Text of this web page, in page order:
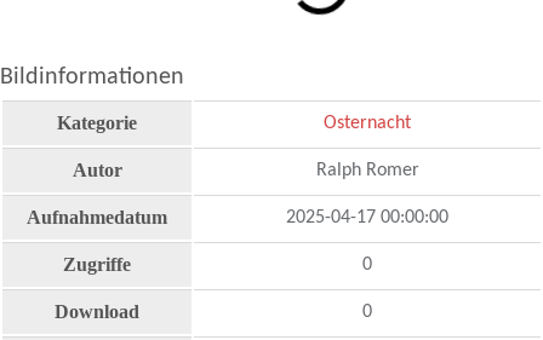
Bildinformationen
Kategorie Osternacht
Autor Ralph Romer
Aufnahmedatum 2025-04-17 00:00:00
Zugriffe 0
Download 0